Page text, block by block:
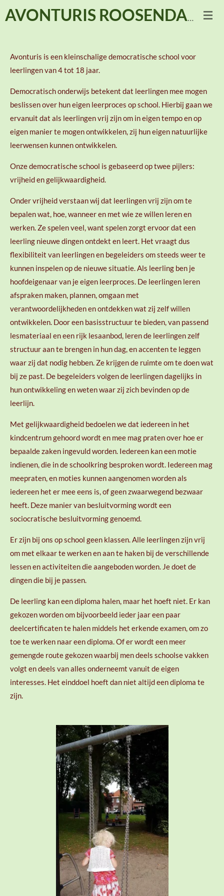
Ga
AVONTURIS ROOSENDAAL
Avonturis is een kleinschalige democratische school voor
leerlingen van 4 tot 18 jaar.
Democratisch onderwijs betekent dat leerlingen mee mogen
beslissen over hun eigen leerproces op school. Hierbij gaan we
ervanuit dat als leerlingen vrij zijn om in eigen tempo en op
eigen manier te mogen ontwikkelen, zij hun eigen natuurlijke
leerwensen kunnen ontwikkelen.
Onze democratische school is gebaseerd op twee pijlers:
vrijheid en gelijkwaardigheid.
Onder vrijheid verstaan wij dat leerlingen vrij zijn om te
bepalen wat, hoe, wanneer en met wie ze willen leren en
werken. Ze spelen veel, want spelen zorgt ervoor dat een
leerling nieuwe dingen ontdekt en leert. Het vraagt dus
flexibiliteit van leerlingen en begeleiders om steeds weer te
kunnen inspelen op de nieuwe situatie. Als leerling ben je
hoofdeigenaar van je eigen leerproces. De leerlingen leren
afspraken maken, plannen, omgaan met
verantwoordelijkheden en ontdekken wat zij zelf willen
ontwikkelen. Door een basisstructuur te bieden, van passend
lesmateriaal en een rijk lesaanbod, leren de leerlingen zelf
structuur aan te brengen in hun dag, en accenten te leggen
waar zij dat nodig hebben. Ze krijgen de ruimte om te doen wat
bij ze past. De begeleiders volgen de leerlingen dagelijks in
hun ontwikkeling en weten waar zij zich bevinden op de
leerlijn.
Met gelijkwaardigheid bedoelen we dat iedereen in het
kindcentrum gehoord wordt en mee mag praten over hoe er
bepaalde zaken ingevuld worden. Iedereen kan een motie
indienen, die in de schoolkring besproken wordt. Iedereen mag
meepraten, en moties kunnen aangenomen worden als
iedereen het er mee eens is, of geen zwaarwegend bezwaar
heeft. Deze manier van besluitvorming wordt een
sociocratische besluitvorming genoemd.
Er zijn bij ons op school geen klassen. Alle leerlingen zijn vrij
om met elkaar te werken en aan te haken bij de verschillende
lessen en activiteiten die aangeboden worden. Je doet de
dingen die bij je passen.
De leerling kan een diploma halen, maar het hoeft niet. Er kan
gekozen worden om bijvoorbeeld ieder jaar een paar
deelcertificaten te halen middels het erkende examen, om zo
toe te werken naar een diploma. Of er wordt een meer
gemengde route gekozen waarbij men deels schoolse vakken
volgt en deels van alles onderneemt vanuit de eigen
interesses. Het einddoel hoeft dan niet altijd een diploma te
zijn.